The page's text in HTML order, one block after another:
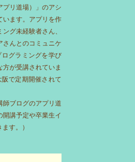
プリ道場）」のアシ
います。アプリを作
グ未経験者さん、
さんとのコミュニケ
グラミングを学び
が受講されていま
で定期開催されて
師ブログのアプリ道
講予定や卒業生イ
す。）